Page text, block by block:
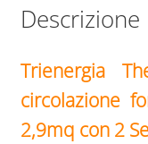
Descrizione
Trienergia
circolazione
2,9mq con 2